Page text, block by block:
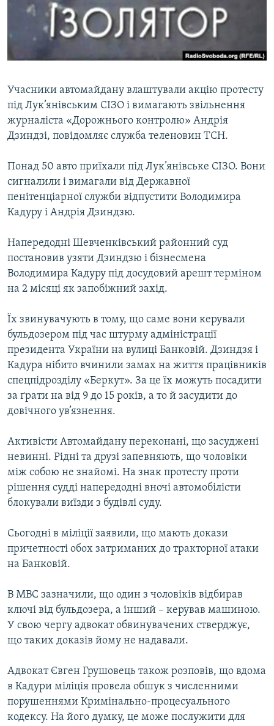
ВІДЕОУРОКИ «ELIFBE»
СВІДЧЕННЯ ОКУПАЦІЇ
УКРАЇНСЬКА ПРОБЛЕМА КРИМУ
Qırımtatar
Усі сайти RFE/RL
Учасники автомайдану влаштували акцію протесту
під Лук’янівським СІЗО і вимагають звільнення
журналіста «Дорожнього контролю» Андрія
Дзиндзі, повідомляє служба теленовин ТСН.
Понад 50 авто приїхали під Лук’янівське СІЗО. Вони
сигналили і вимагали від Державної
пенітенціарної служби відпустити Володимира
Кадуру і Андрія Дзиндзю.
Напередодні Шевченківський районний суд
постановив узяти Дзиндзю і бізнесмена
Володимира Кадуру під досудовий арешт терміном
на 2 місяці як запобіжний захід.
Їх звинувачують в тому, що саме вони керували
бульдозером під час штурму адміністрації
президента України на вулиці Банковій. Дзиндзя і
Кадура нібито вчинили замах на життя працівників
спецпідрозділу «Беркут». За це їх можуть посадити
за ґрати на від 9 до 15 років, а то й засудити до
довічного ув’язнення.
Активісти Автомайдану переконані, що засуджені
невинні. Рідні та друзі запевняють, що чоловіки
між собою не знайомі. На знак протесту проти
рішення судді напередодні вночі автомобілісти
блокували виїзди з будівлі суду.
Сьогодні в міліції заявили, що мають докази
причетності обох затриманих до тракторної атаки
на Банковій.
В МВС зазначили, що один з чоловіків відбирав
ключі від бульдозера, а інший – керував машиною.
У свою чергу адвокат обвинувачених стверджує,
що таких доказів йому не надавали.
Адвокат Євген Грушовець також розповів, що вдома
в Кадури міліція провела обшук з численними
порушеннями Кримінально-процесуального
кодексу. На його думку, це може послужити для